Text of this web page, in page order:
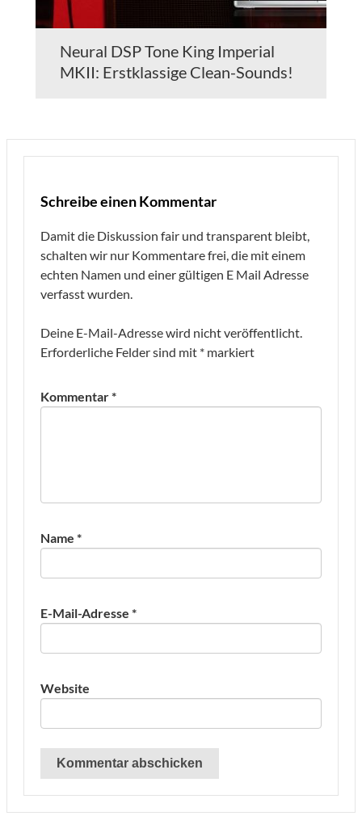
Neural DSP Tone King Imperial
MKII: Erstklassige Clean-Sounds!
Schreibe einen Kommentar
Damit die Diskussion fair und transparent bleibt,
schalten wir nur Kommentare frei, die mit einem
echten Namen und einer gültigen E Mail Adresse
verfasst wurden.
Deine E-Mail-Adresse wird nicht veröffentlicht.
Erforderliche Felder sind mit * markiert
Kommentar*
Name *
E-Mail-Adresse *
Website